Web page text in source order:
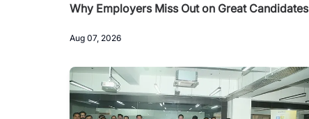
Why Employers Miss Out on Great Candidates
Aug 07, 2026